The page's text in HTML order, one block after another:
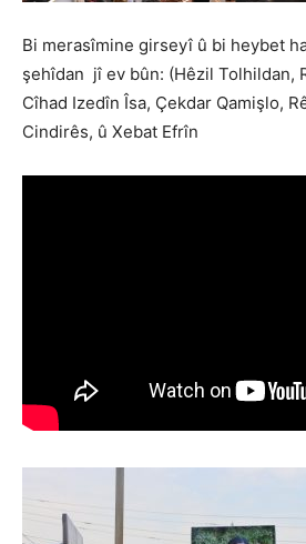
Bi merasîmine girseyî û bi heybet
şehîdan jî ev bûn: (Hêzil Tolhildan,
Cîhad Izedîn Îsa, Çekdar Qamişlo,
Cindirês, û Xebat Efrîn